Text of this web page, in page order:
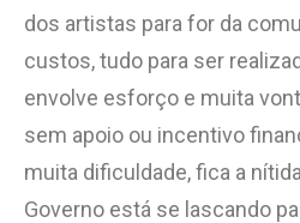
dos artistas para for da
custos, tudo para ser
envolve esforço e muita
sem apoio ou incentivo
muita dificuldade, fica a
Governo está se lascando